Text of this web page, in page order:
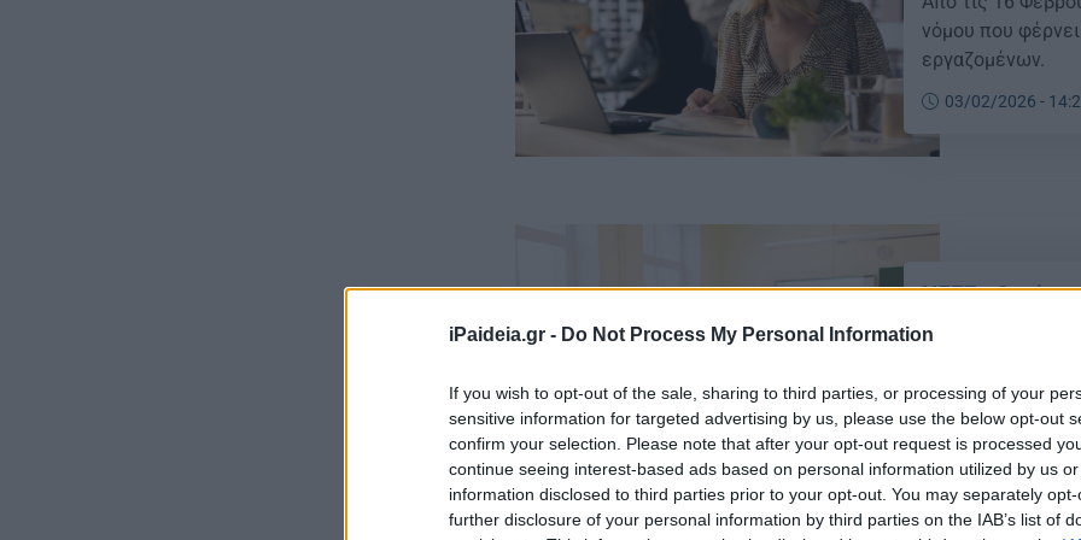
iPaideia.gr - Do Not Process My Personal Information
If you wish to opt-out of the sale, sharing to third parties, or processing of your
sensitive information for targeted advertising by us, please use the below opt-out
confirm your selection. Please note that after your opt-out request is processed
continue seeing interest-based ads based on personal information utilized by us
information disclosed to third parties prior to your opt-out. You may separately
further disclosure of your personal information by third parties on the IAB’s list of
νόμου που
εργαζομένων.
03/02/2026 -
ΝΕΕΣ οδηγίες
αποχώρησης
Νέο πλαίσιο
2026-2027
03/02/2026 -